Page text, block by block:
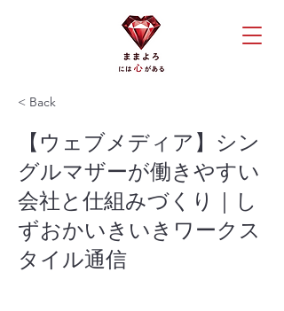
< Back
【ウェブメディア】シン
グルマザーが働きやすい
会社と仕組みづくり｜し
ずおかいきいきワークス
タイル通信